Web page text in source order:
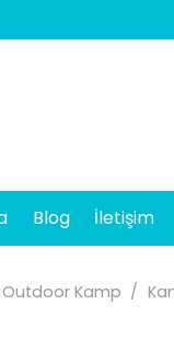
Blog İletişim
Outdoor Kamp /